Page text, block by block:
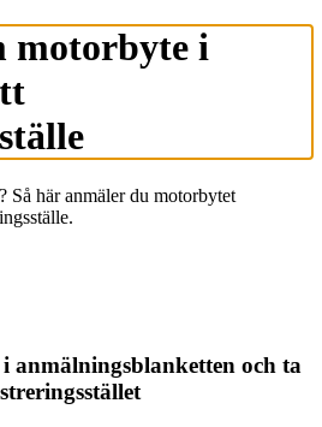
motorbyte i
Så här anmäler du motorbytet
anmälningsblanketten och ta